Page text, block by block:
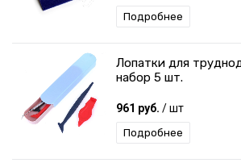
Подробнее
Лопатки для
набор 5 шт.
961 руб. / шт
Подробнее